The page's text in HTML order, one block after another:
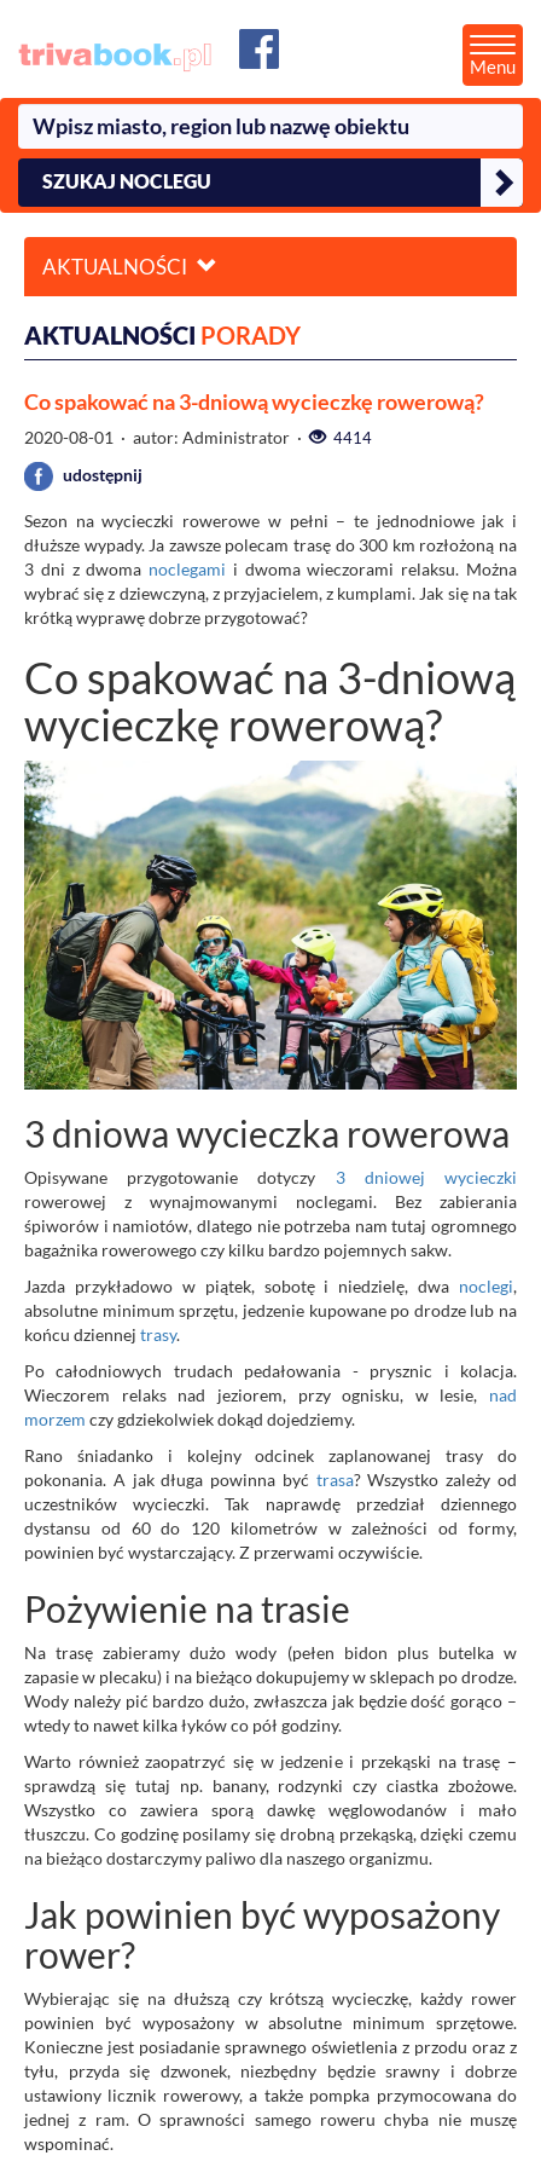
Menu
SZUKAJ NOCLEGU
AKTUALNOŚCI
AKTUALNOŚCI PORADY
Co spakować na 3-dniową wycieczkę rowerową?
2020-08-01 · autor: Administrator · 4414
udostępnij
Sezon na wycieczki rowerowe w pełni – te jednodniowe jak i
dłuższe wypady. Ja zawsze polecam trasę do 300 km rozłożoną na
3 dni z dwoma noclegami i dwoma wieczorami relaksu. Można
wybrać się z dziewczyną, z przyjacielem, z kumplami. Jak się na tak
krótką wyprawę dobrze przygotować?
Co spakować na 3-dniową
wycieczkę rowerową?
3 dniowa wycieczka rowerowa
Opisywane przygotowanie dotyczy 3 dniowej wycieczki
rowerowej z wynajmowanymi noclegami. Bez zabierania
śpiworów i namiotów, dlatego nie potrzeba nam tutaj ogromnego
bagażnika rowerowego czy kilku bardzo pojemnych sakw.
Jazda przykładowo w piątek, sobotę i niedzielę, dwa noclegi,
absolutne minimum sprzętu, jedzenie kupowane po drodze lub na
końcu dziennej trasy.
Po całodniowych trudach pedałowania - prysznic i kolacja.
Wieczorem relaks nad jeziorem, przy ognisku, w lesie, nad
morzem czy gdziekolwiek dokąd dojedziemy.
Rano śniadanko i kolejny odcinek zaplanowanej trasy do
pokonania. A jak długa powinna być trasa? Wszystko zależy od
uczestników wycieczki. Tak naprawdę przedział dziennego
dystansu od 60 do 120 kilometrów w zależności od formy,
powinien być wystarczający. Z przerwami oczywiście.
Pożywienie na trasie
Na trasę zabieramy dużo wody (pełen bidon plus butelka w
zapasie w plecaku) i na bieżąco dokupujemy w sklepach po drodze.
Wody należy pić bardzo dużo, zwłaszcza jak będzie dość gorąco –
wtedy to nawet kilka łyków co pół godziny.
Warto również zaopatrzyć się w jedzenie i przekąski na trasę –
sprawdzą się tutaj np. banany, rodzynki czy ciastka zbożowe.
Wszystko co zawiera sporą dawkę węglowodanów i mało
tłuszczu. Co godzinę posilamy się drobną przekąską, dzięki czemu
na bieżąco dostarczymy paliwo dla naszego organizmu.
Jak powinien być wyposażony
rower?
Wybierając się na dłuższą czy krótszą wycieczkę, każdy rower
powinien być wyposażony w absolutne minimum sprzętowe.
Konieczne jest posiadanie sprawnego oświetlenia z przodu oraz z
tyłu, przyda się dzwonek, niezbędny będzie srawny i dobrze
ustawiony licznik rowerowy, a także pompka przymocowana do
jednej z ram. O sprawności samego roweru chyba nie muszę
wspominać.